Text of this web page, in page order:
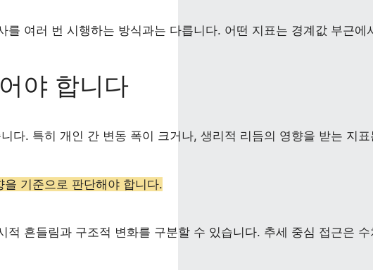
여러 번 시행하는 방식과는 다릅니다. 어떤 지표는 경계값 부
야 합니다
다. 특히 개인 간 변동 폭이 크거나, 생리적 리듬의 영향을 받는
기준으로 판단해야 합니다.
흔들림과 구조적 변화를 구분할 수 있습니다. 추세 중심 접근은